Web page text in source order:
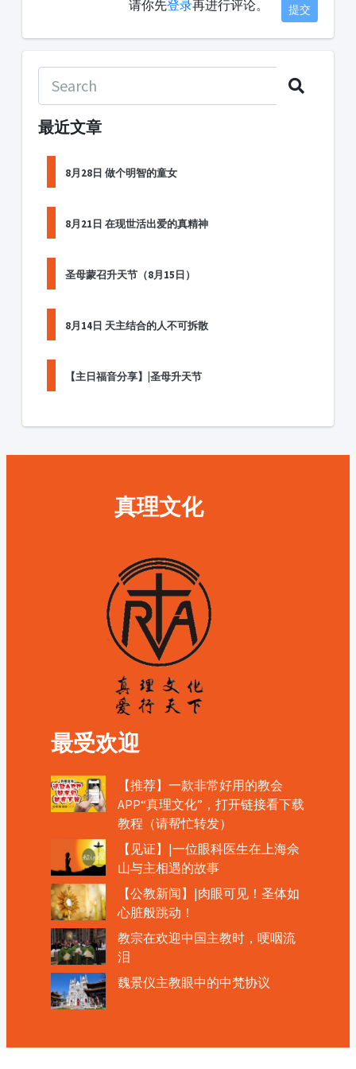
请你先登录再进行评论。 提交
最近文章
8月28日 做个明智的童女
8月21日 在现世活出爱的真精神
圣母蒙召升天节（8月15日）
8月14日 天主结合的人不可拆散
【主日福音分享】|圣母升天节
真理文化
最受欢迎
【推荐】一款非常好用的教会
APP“真理文化”，打开链接看下载
教程（请帮忙转发）
【见证】|一位眼科医生在上海佘
山与主相遇的故事
【公教新闻】|肉眼可见！圣体如
心脏般跳动！
教宗在欢迎中国主教时，哽咽流
泪
魏景仪主教眼中的中梵协议